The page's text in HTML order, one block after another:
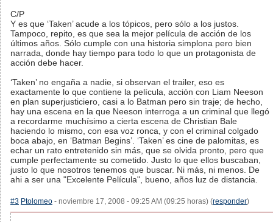
C/P
Y es que ‘Taken’ acude a los tópicos, pero sólo a los justos.
Tampoco, repito, es que sea la mejor película de acción de los
últimos años. Sólo cumple con una historia simplona pero bien
narrada, donde hay tiempo para todo lo que un protagonista de
acción debe hacer.
‘Taken’ no engaña a nadie, si observan el trailer, eso es
exactamente lo que contiene la película, acción con Liam Neeson
en plan superjusticiero, casi a lo Batman pero sin traje; de hecho,
hay una escena en la que Neeson interroga a un criminal que llegó
a recordarme muchísimo a cierta escena de Christian Bale
haciendo lo mismo, con esa voz ronca, y con el criminal colgado
boca abajo, en ‘Batman Begins’. ‘Taken’ es cine de palomitas, es
echar un rato entretenido sin más, que se olvida pronto, pero que
cumple perfectamente su cometido. Justo lo que ellos buscaban,
justo lo que nosotros tenemos que buscar. Ni más, ni menos. De
ahi a ser una "Excelente Película", bueno, años luz de distancia.
#3 Ptolomeo - noviembre 17, 2008 - 09:25 AM (09:25 horas) (responder)